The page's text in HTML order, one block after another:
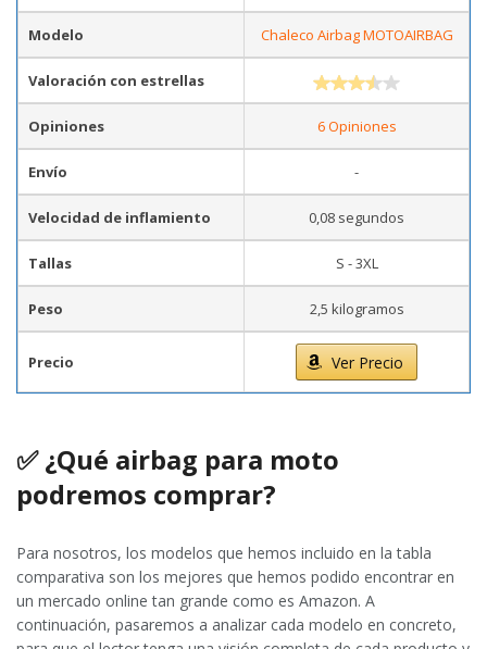
Modelo Chaleco Airbag MOTOAIRBAG
Valoración con estrellas
Opiniones 6 Opiniones
Envío -
Velocidad de inflamiento 0,08 segundos
Tallas S - 3XL
Peso 2,5 kilogramos
Precio Ver Precio
✅¿Qué airbag para moto
podremos comprar?
Para nosotros, los modelos que hemos incluido en la tabla
comparativa son los mejores que hemos podido encontrar en
un mercado online tan grande como es Amazon. A
continuación, pasaremos a analizar cada modelo en concreto,